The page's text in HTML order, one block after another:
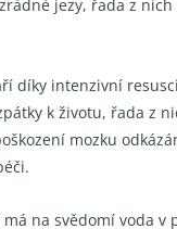
jezy, řada z
díky intenzivní
k životu, řada z
mozku
na svědomí voda v